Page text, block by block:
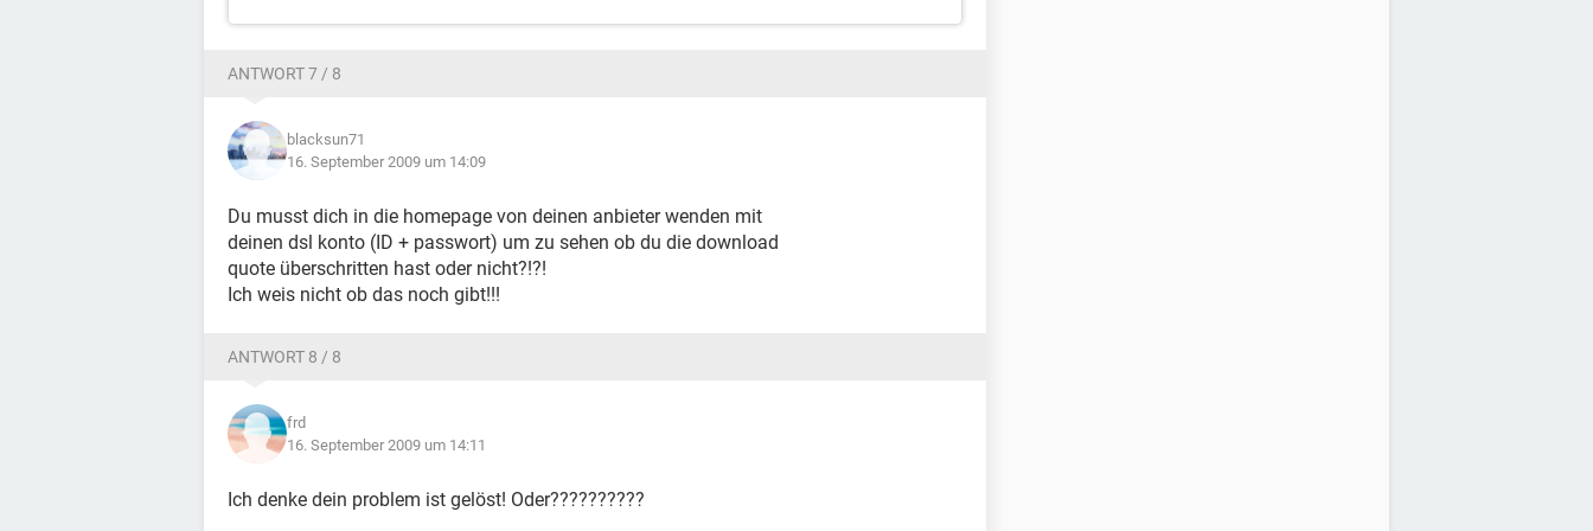
ANTWORT 7 / 8
blacksun71
16. September 2009 um 14:09
Du musst dich in die homepage von deinen anbieter wenden mit
deinen dsl konto (ID + passwort) um zu sehen ob du die download
quote überschritten hast oder nicht?!?!
Ich weis nicht ob das noch gibt!!!
ANTWORT 8 / 8
frd
16. September 2009 um 14:11
Ich denke dein problem ist gelöst! Oder??????????